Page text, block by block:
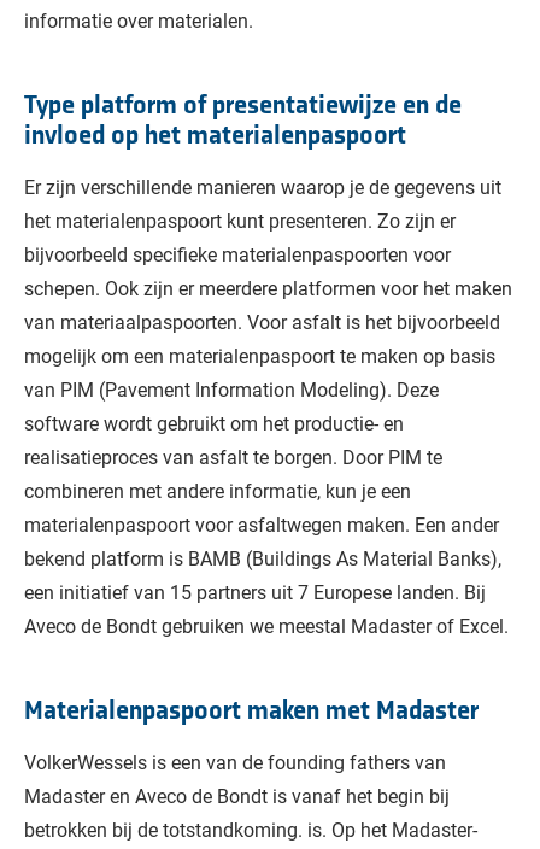
informatie over materialen.
Type platform of presentatiewijze en de
invloed op het materialenpaspoort
Er zijn verschillende manieren waarop je de gegevens uit
het materialenpaspoort kunt presenteren. Zo zijn er
bijvoorbeeld specifieke materialenpaspoorten voor
schepen. Ook zijn er meerdere platformen voor het maken
van materiaalpaspoorten. Voor asfalt is het bijvoorbeeld
mogelijk om een materialenpaspoort te maken op basis
van PIM (Pavement Information Modeling). Deze
software wordt gebruikt om het productie- en
realisatieproces van asfalt te borgen. Door PIM te
combineren met andere informatie, kun je een
materialenpaspoort voor asfaltwegen maken. Een ander
bekend platform is BAMB (Buildings As Material Banks),
een initiatief van 15 partners uit 7 Europese landen. Bij
Aveco de Bondt gebruiken we meestal Madaster of Excel.
Materialenpaspoort maken met Madaster
VolkerWessels is een van de founding fathers van
Madaster en Aveco de Bondt is vanaf het begin bij
betrokken bij de totstandkoming. is. Op het Madaster-